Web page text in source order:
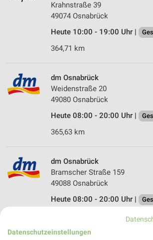
Krahnstraße 39
49074 Osnabrück
Heute 10:00 - 19:00 Uhr |
364,71 km
dm Osnabrück
Weidenstraße 20
49080 Osnabrück
Heute 08:00 - 20:00 Uhr |
365,63 km
dm Osnabrück
Bramscher Straße 159
49088 Osnabrück
Heute 08:00 - 20:00 Uhr |
Datenschutzeinstellungen